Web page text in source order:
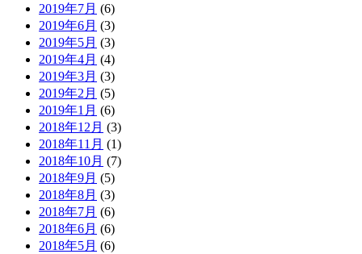
2019年7月 (6)
2019年6月 (3)
2019年5月 (3)
2019年4月 (4)
2019年3月 (3)
2019年2月 (5)
2019年1月 (6)
2018年12月 (3)
2018年11月 (1)
2018年10月 (7)
2018年9月 (5)
2018年8月 (3)
2018年7月 (6)
2018年6月 (6)
2018年5月 (6)